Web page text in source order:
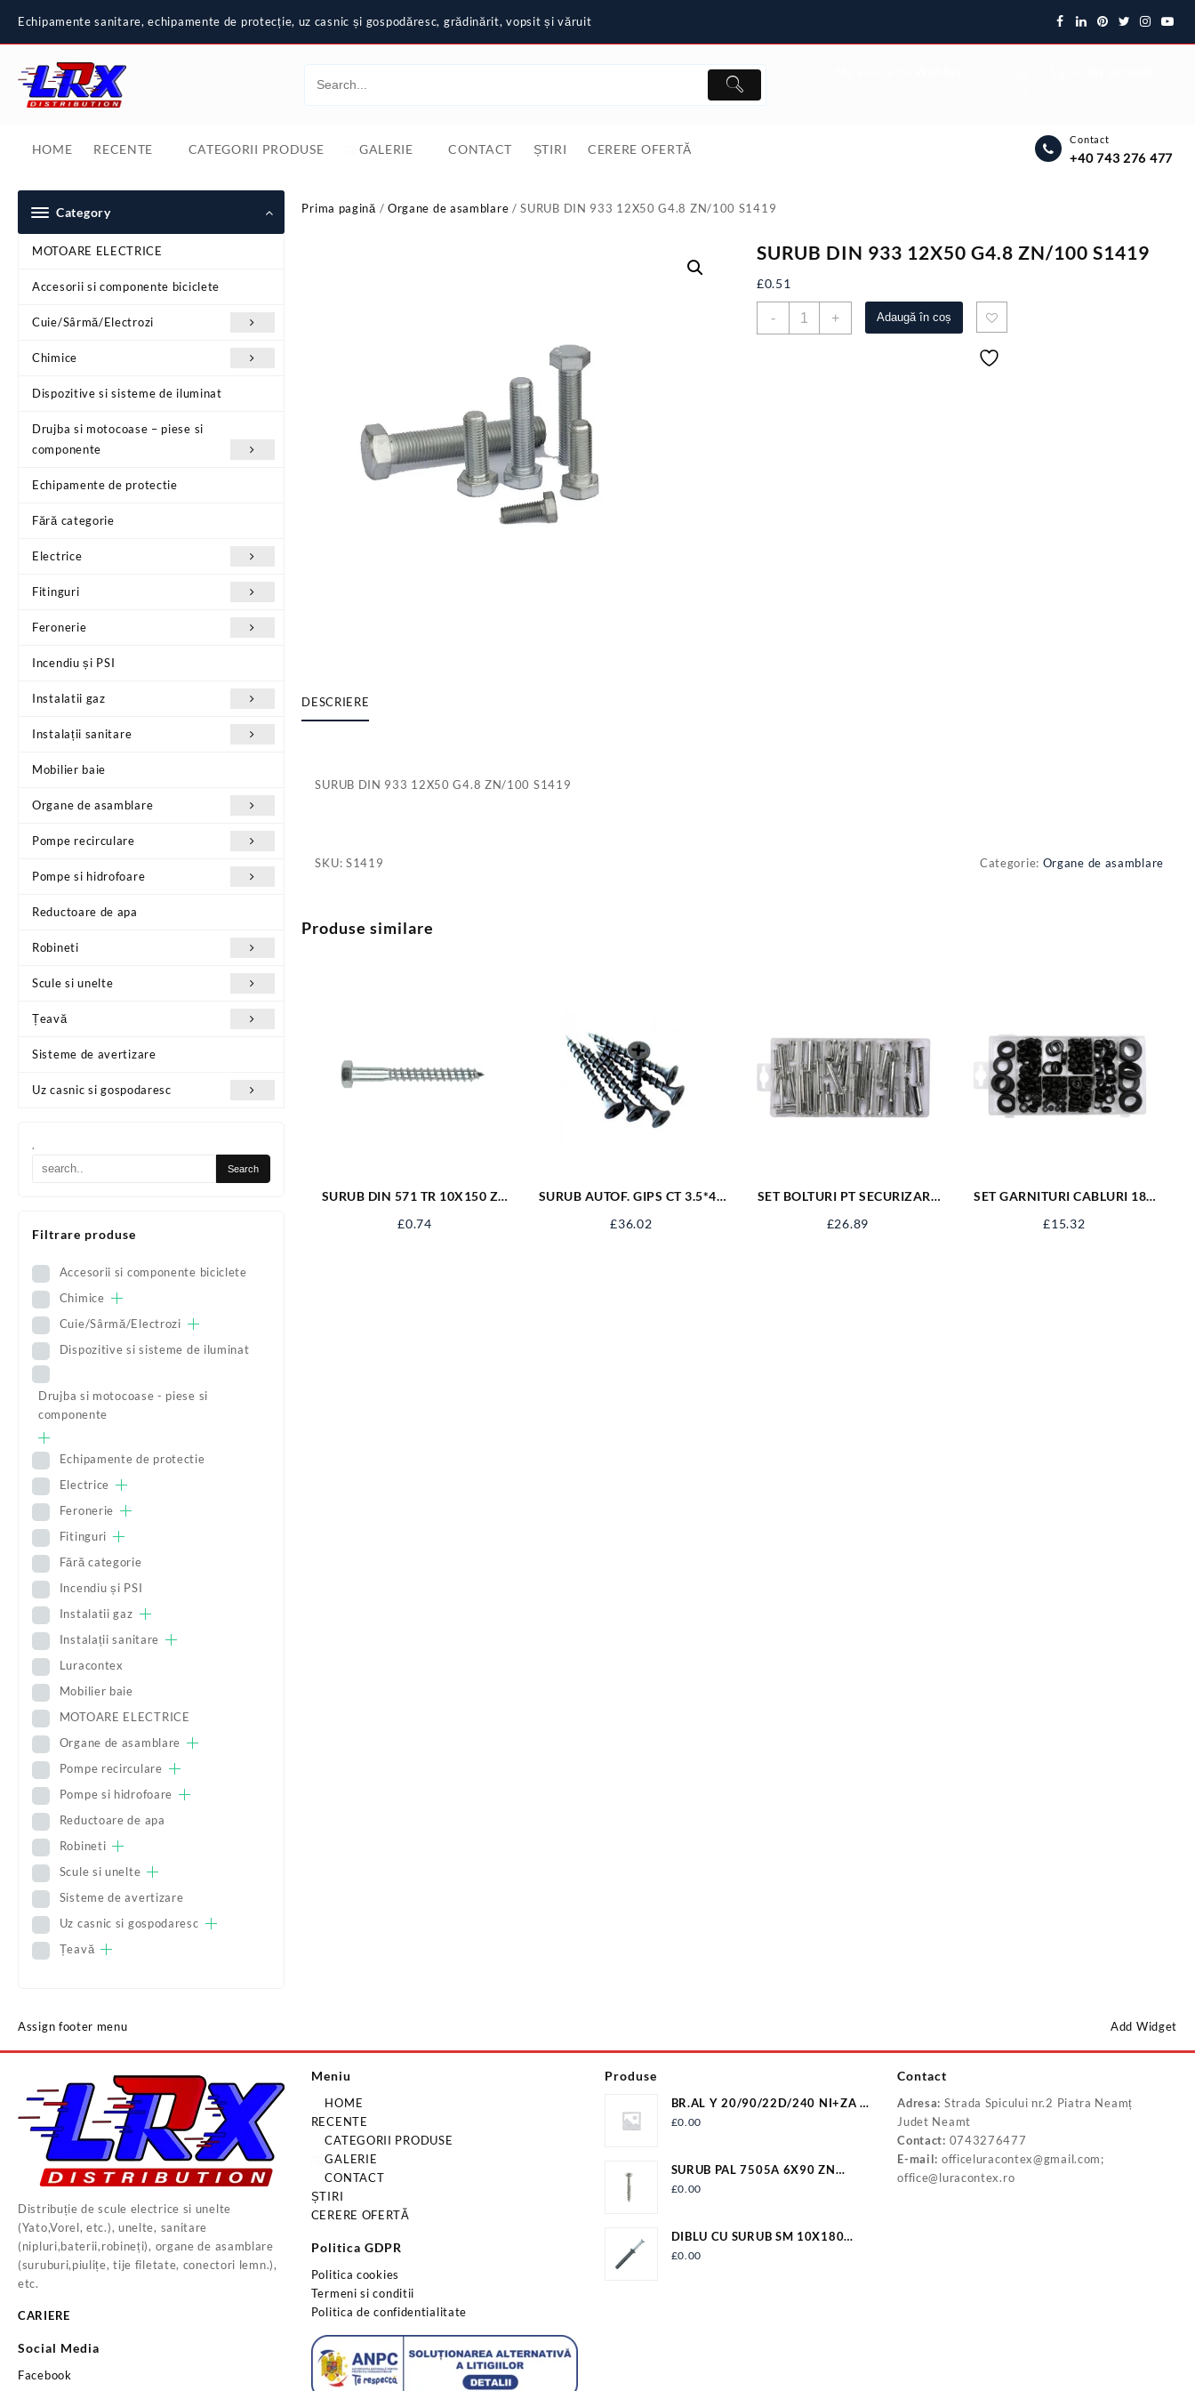
content
Echipamente sanitare, echipamente de protecție, uz casnic și gospodăresc, grădinărit, vopsit și văruit
HOME RECENTE CATEGORII PRODUSE GALERIE CONTACT ȘTIRI CERERE OFERTĂ
Contact
+40 743 276 477
Category
MOTOARE ELECTRICE
Accesorii si componente biciclete
Cuie/Sârmă/Electrozi
Chimice
Dispozitive si sisteme de iluminat
Drujba si motocoase – piese si
componente
Echipamente de protectie
Fără categorie
Electrice
Fitinguri
Feronerie
Incendiu și PSI
Instalatii gaz
Instalații sanitare
Mobilier baie
Organe de asamblare
Pompe recirculare
Pompe si hidrofoare
Reductoare de apa
Robineti
Scule si unelte
Țeavă
Sisteme de avertizare
Uz casnic si gospodaresc
.
Filtrare produse
Accesorii si componente biciclete
Chimice
Cuie/Sârmă/Electrozi
Dispozitive si sisteme de iluminat
Drujba si motocoase - piese si
componente
Echipamente de protectie
Electrice
Feronerie
Fitinguri
Fără categorie
Incendiu și PSI
Instalatii gaz
Instalații sanitare
Luracontex
Mobilier baie
MOTOARE ELECTRICE
Organe de asamblare
Pompe recirculare
Pompe si hidrofoare
Reductoare de apa
Robineti
Scule si unelte
Sisteme de avertizare
Uz casnic si gospodaresc
Țeavă
Prima pagină / Organe de asamblare / SURUB DIN 933 12X50 G4.8 ZN/100 S1419
SURUB DIN 933 12X50 G4.8 ZN/100 S1419
£0.51
-
Cantitate+ Adaugă în coș
DESCRIERE
SURUB DIN 933 12X50 G4.8 ZN/100 S1419
SKU: S1419 Categorie: Organe de asamblare
Produse similare
SURUB DIN 571 TR 10X150 ZN
£0.74
SURUB AUTOF. GIPS CT 3.5*45
£36.02
SET BOLTURI PT SECURIZARE
£26.89
SET GARNITURI CABLURI 180
£15.32
Assign footer menu Add Widget
Distribuție de scule electrice si unelte
(Yato,Vorel, etc.), unelte, sanitare
(nipluri,baterii,robineți), organe de asamblare
(suruburi,piulițe, tije filetate, conectori lemn.),
etc.
CARIERE
Social Media
Facebook
Meniu
HOME
RECENTE
CATEGORII PRODUSE
GALERIE
CONTACT
ȘTIRI
CERERE OFERTĂ
Politica GDPR
Politica cookies
Termeni si conditii
Politica de confidentialitate
Produse
BR.AL Y 20/90/22D/240 NI+ZA F
ER+T22 (I10)
£0.00
SURUB PAL 7505A 6X90 ZN
FIL.PARTIAL PAL6X90
£0.00
DIBLU CU SURUB SM 10X180
EVP336-10180
£0.00
Contact
Adresa: Strada Spicului nr.2 Piatra Neamț
Judet Neamt
Contact: 0743276477
E-mail: officeluracontex@gmail.com;
office@luracontex.ro